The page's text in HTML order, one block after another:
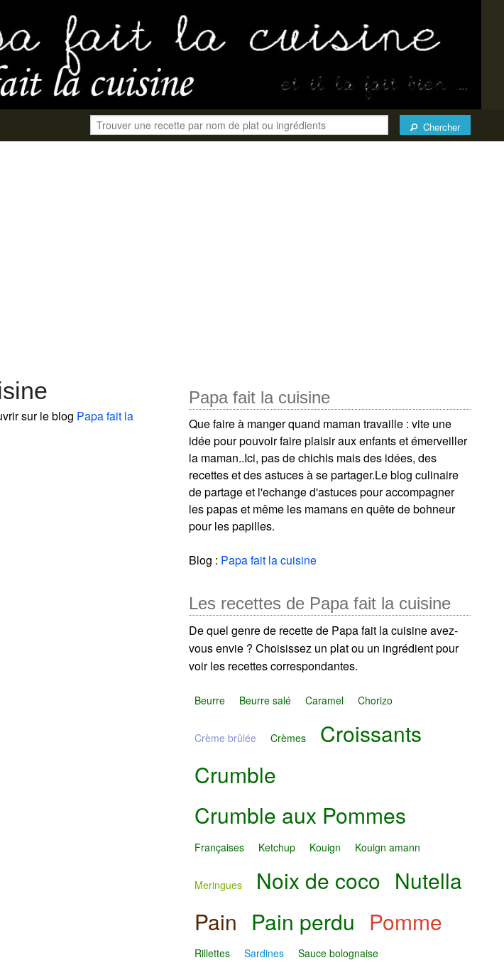
Chercher
sur le blog Papa fait la
Papa fait la cuisine
Que faire à manger quand maman travaille : vite une
idée pour pouvoir faire plaisir aux enfants et émerveiller
la maman..Ici, pas de chichis mais des idées, des
recettes et des astuces à se partager.Le blog culinaire
de partage et l'echange d'astuces pour accompagner
les papas et même les mamans en quête de bohneur
pour les papilles.
Blog : Papa fait la cuisine
Les recettes de Papa fait la cuisine
De quel genre de recette de Papa fait la cuisine avez-
vous envie ? Choisissez un plat ou un ingrédient pour
voir les recettes correspondantes.
Beurre Beurre salé Caramel Chorizo
Crème brûlée Crèmes
Croissants
Crumble
Crumble aux Pommes
Françaises Ketchup Kouign Kouign amann
Meringues Noix de coco Nutella
Pain Pain perdu Pomme
Rillettes Sardines Sauce bolognaise